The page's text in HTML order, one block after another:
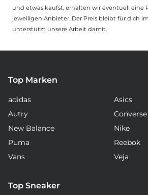
und etwas kaufst, erhalten wir eventuell eine
jeweiligen Anbieter. Der Preis bleibt für dich
unterstützt unsere Arbeit damit.
Top Marken
adidas
Asics
Autry
Converse
New Balance
Nike
Puma
Reebok
Vans
Veja
Top Sneaker